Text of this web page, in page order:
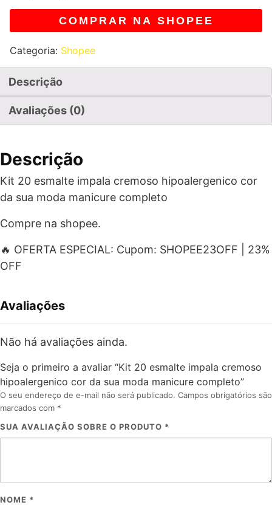
COMPRAR NA SHOPEE
Categoria: Shopee
Descrição
Avaliações (0)
Descrição
Kit 20 esmalte impala cremoso hipoalergenico cor
da sua moda manicure completo
Compre na shopee.
🔥 OFERTA ESPECIAL: Cupom: SHOPEE23OFF | 23%
OFF
Avaliações
Não há avaliações ainda.
Seja o primeiro a avaliar “Kit 20 esmalte impala cremoso
hipoalergenico cor da sua moda manicure completo”
O seu endereço de e-mail não será publicado. Campos obrigatórios são
marcados com *
SUA AVALIAÇÃO SOBRE O PRODUTO *
NOME *